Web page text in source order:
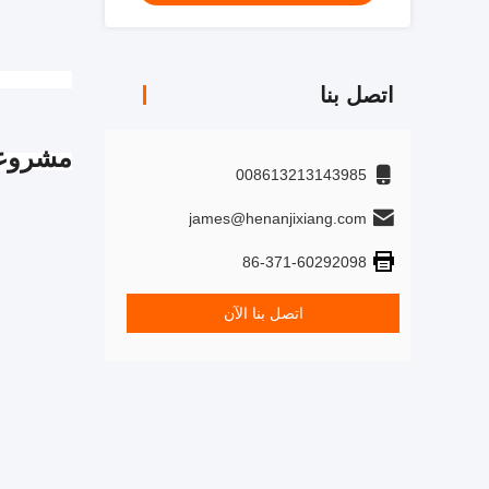
اتصل بنا
008613213143985
james@henanjixiang.com
86-371-60292098
اتصل بنا الآن